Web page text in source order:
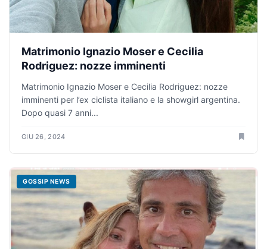
Matrimonio Ignazio Moser e Cecilia
Rodriguez: nozze imminenti
Matrimonio Ignazio Moser e Cecilia Rodriguez: nozze
imminenti per l’ex ciclista italiano e la showgirl argentina.
Dopo quasi 7 anni...
GIU 26, 2024
GOSSIP NEWS